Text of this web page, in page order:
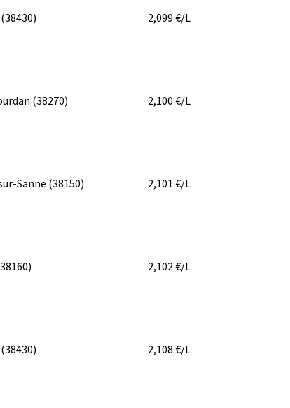
(38430) 2,099€/L
(38270) 2,100€/L
Sanne (38150) 2,101€/L
2,102€/L
(38430) 2,108€/L